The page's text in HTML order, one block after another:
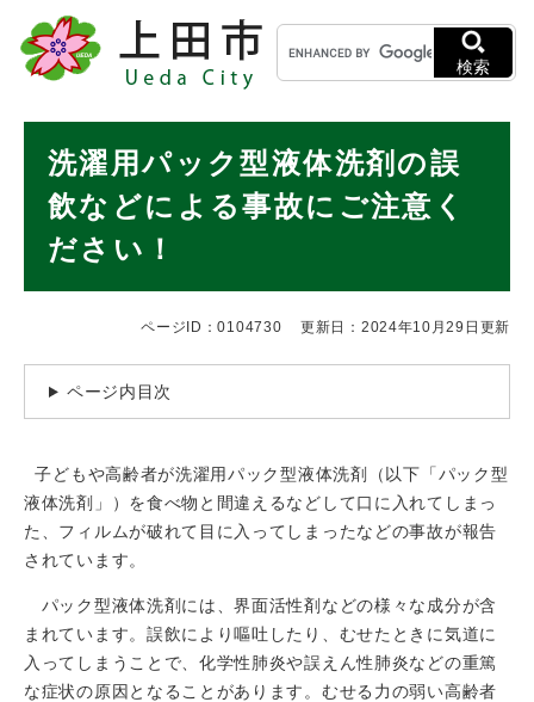
メニューを飛ばして本文へ
キ
ー
ワ
検
検索
洗濯用パック型液体洗剤の誤
飲などによる事故にご注意く
ださい！
ページID：0104730 更新日：2024年10月29日更新
ページ内目次
子どもや高齢者が洗濯用パック型液体洗剤（以下「パック型
液体洗剤」）を食べ物と間違えるなどして口に入れてしまっ
た、フィルムが破れて目に入ってしまったなどの事故が報告
されています。
パック型液体洗剤には、界面活性剤などの様々な成分が含
まれています。誤飲により嘔吐したり、むせたときに気道に
入ってしまうことで、化学性肺炎や誤えん性肺炎などの重篤
な症状の原因となることがあります。むせる力の弱い高齢者